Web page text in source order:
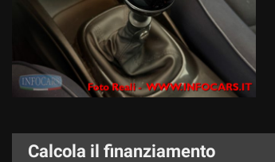
Calcola il finanziamento